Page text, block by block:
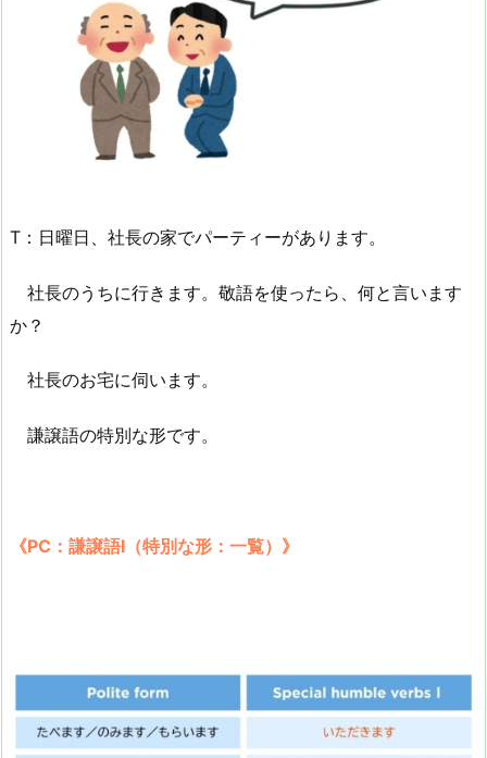
T：日曜日、社長の家でパーティーがあります。
社長のうちに行きます。敬語を使ったら、何と言います
か？
社長のお宅に伺います。
謙譲語の特別な形です。
《PC：謙譲語Ⅰ（特別な形：一覧）》